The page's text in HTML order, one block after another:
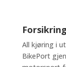
All kjøring i
BikePort